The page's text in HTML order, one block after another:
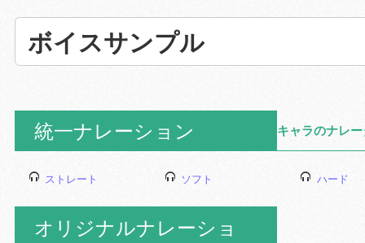
ドする
ボイスサンプル
統一ナレーション キャラのナレ
ストレート ソフト ハード
オリジナルナレーショ